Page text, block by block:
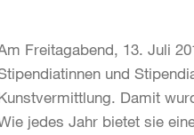
Freitagabend, 13. Juli
und
Damit
jedes Jahr bietet sie